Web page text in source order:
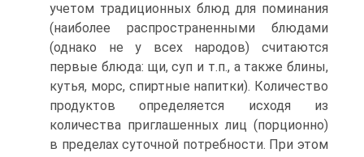
учетом традиционных блюд для поминания
(наиболее распространенными блюдами
(однако не у всех народов) считаются
первые блюда: щи, суп и т.п., а также блины,
кутья, морс, спиртные напитки). Количество
продуктов определяется исходя из
количества приглашенных лиц (порционно)
в пределах суточной потребности. При этом